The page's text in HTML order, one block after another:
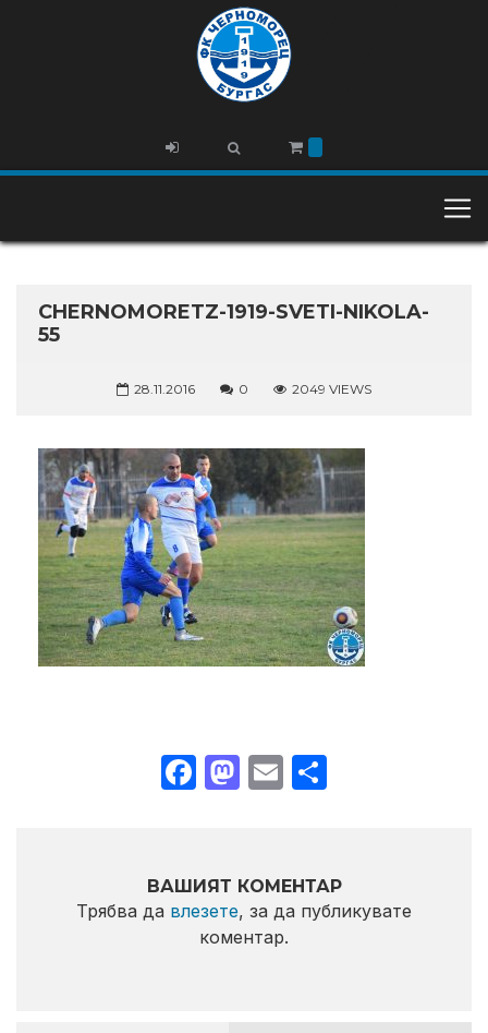
CHERNOMORETZ-1919-SVETI-NIKOLA-
55
28.11.2016 0 2049 VIEWS
Facebook
Mastodon
Email
ВАШИЯТ КОМЕНТАР
Трябва да влезете, за да публикувате
коментар.